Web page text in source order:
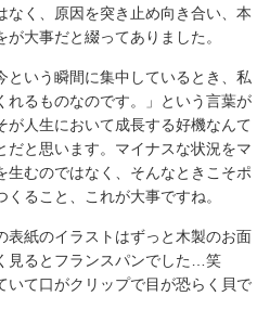
なく、原因を突き止め向き合い、本
大事だと綴ってありました。
という瞬間に集中しているとき、私
れるものなのです。」という言葉が
が人生において成長する好機なんて
だと思います。マイナスな状況をマ
生むのではなく、そんなときこそポ
ること、これが大事ですね。
表紙のイラストはずっと木製のお面
見るとフランスパンでした…笑
いて口がクリップで目が恐らく貝で